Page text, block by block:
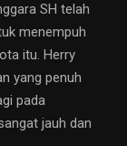
SH telah
menempuh
itu. Herry
yang penuh
pada
jauh dan